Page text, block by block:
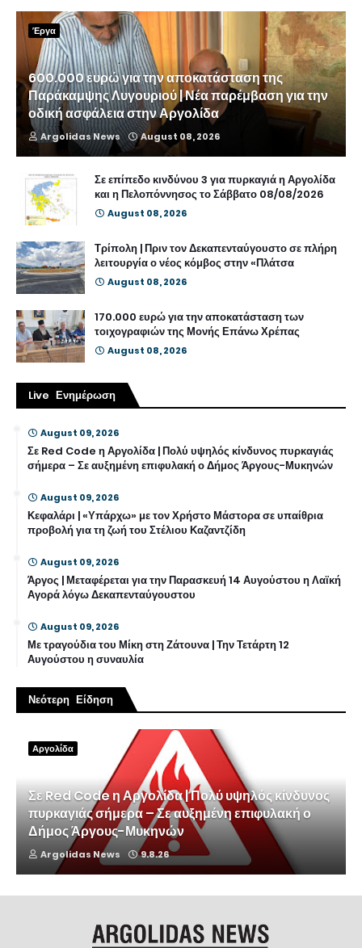
Έργα
600.000 ευρώ για την αποκατάσταση της
Παράκαμψης Λυγουριού | Νέα παρέμβαση για την
οδική ασφάλεια στην Αργολίδα
Argolidas News August 08, 2026
Σε επίπεδο κινδύνου 3 για πυρκαγιά η Αργολίδα
και η Πελοπόννησος το Σάββατο 08/08/2026
August 08, 2026
Τρίπολη | Πριν τον Δεκαπενταύγουστο σε πλήρη
λειτουργία ο νέος κόμβος στην «Πλάτσα
August 08, 2026
170.000 ευρώ για την αποκατάσταση των
τοιχογραφιών της Μονής Επάνω Χρέπας
August 08, 2026
Live Ενημέρωση
August 09, 2026
Σε Red Code η Αργολίδα | Πολύ υψηλός κίνδυνος πυρκαγιάς
σήμερα – Σε αυξημένη επιφυλακή ο Δήμος Άργους-Μυκηνών
August 09, 2026
Κεφαλάρι | «Υπάρχω» με τον Χρήστο Μάστορα σε υπαίθρια
προβολή για τη ζωή του Στέλιου Καζαντζίδη
August 09, 2026
Άργος | Μεταφέρεται για την Παρασκευή 14 Αυγούστου η Λαϊκή
Αγορά λόγω Δεκαπενταύγουστου
August 09, 2026
Με τραγούδια του Μίκη στη Ζάτουνα | Την Τετάρτη 12
Αυγούστου η συναυλία
Νεότερη Είδηση
Αργολίδα
Σε Red Code η Αργολίδα | Πολύ υψηλός κίνδυνος
πυρκαγιάς σήμερα – Σε αυξημένη επιφυλακή ο
Δήμος Άργους-Μυκηνών
Argolidas News 9.8.26